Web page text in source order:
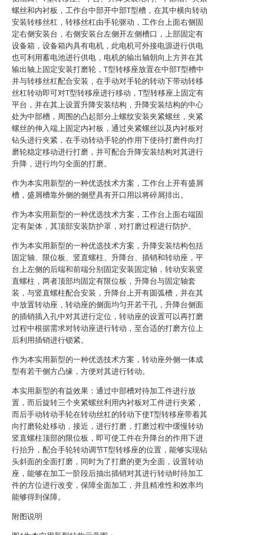
螺丝和内衬板，工作台中部开中部T型槽，在其中横向转动
安装转移丝杠，转移丝杠由手轮驱动，工作台上面右侧固
定右侧安装台，右侧安装台左侧开左侧槽口，上部固定有
设备箱，设备箱内具有电机，此电机可外接电源进行供电
也可利用蓄电池进行供电，电机的输出轴朝向上方并在其
输出轴上固定安装打磨轮，T型转移座放置在中部T型槽中
并与转移丝杠配合安装，在手动对手轮的转动下带动转移
丝杠转动即可对T型转移座进行移动，T型转移座上固定有
平台，并在其上设置升降安装结构，升降安装结构的中心
处为中部槽，周围的凸起部分上螺纹安装夹紧螺丝，夹紧
螺丝的伸入端上固定内衬板，通过夹紧螺丝以及内衬板对
钻头进行夹紧，在手动转动手轮的作用下使待打磨件向打
磨轮稳定移动进行打磨，并可配合升降安装结构对其进行
升降，进行均匀全面的打磨。
作为本实用新型的一种优选技术方案，工作台上开有盛屑
槽，盛屑槽靠外侧的侧壁具有开口用以将碎屑排出。
作为本实用新型的一种优选技术方案，工作台上面右端固
定有架体，其顶部安装防护罩，对打磨过程进行防护。
作为本实用新型的一种优选技术方案，升降安装结构包括
固定轴、限位板、竖直螺柱、升降台、插销和转动座，平
台上左侧的后端和前端分别固定安装固定轴，转动安装竖
直螺柱，两者顶部均固定有限位板，升降台与固定轴套
装，与竖直螺柱配合安装，升降台上开有圆弧槽，并在其
中放置转动座，转动座的侧面均匀开若干孔，升降台侧面
的插销插入孔中对其进行定位，转动座的设置可以再打磨
过程中根据需求对转动座进行转动，至合适的打磨方位上
后利用插销进行锁紧。
作为本实用新型的一种优选技术方案，转动座外侧一体成
型有若干侧方凸缘，方便对其进行转动。
本实用新型的有益效果：通过中部槽对待加工件进行放
置，而后旋转三个夹紧螺丝利用内衬板对工件进行夹紧，
而后手动转动手轮在转动丝杠的转动下使T型转移座带着其
向打磨轮处移动，接近，进行打磨，打磨过程中缓慢转动
竖直螺柱顶部的限位板，即可使工件在升降台的作用下进
行抬升，配合手轮转动调节T型转移座的位置，能够实现钻
头斜面的全面打磨，同时为了打磨的更为全面，设置转动
座，能够在加工一阶段后抽出插销对其进行转动时待加工
件的方位进行改变，保障全面加工，并且精准性和效率均
能够得到保障。
附图说明